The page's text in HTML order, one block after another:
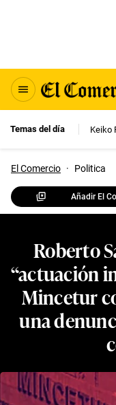
Temas del día Keiko
El Comercio · Politica
Añadir El
Roberto
“actuación
Mincetur
una